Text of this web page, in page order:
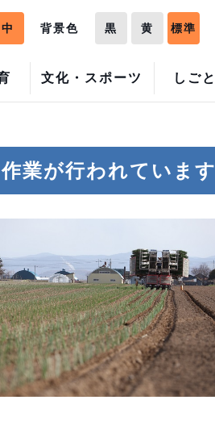
文化・スポーツ しご
中 背景色 黒 黄 標準
業が行われています